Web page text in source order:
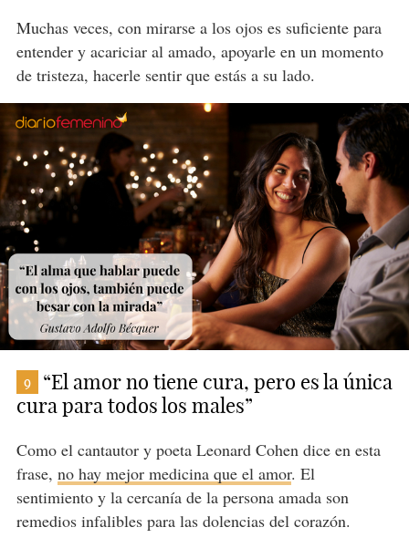
Muchas veces, con mirarse a los ojos es suficiente para
entender y acariciar al amado, apoyarle en un momento
de tristeza, hacerle sentir que estás a su lado.
9
“El amor no tiene cura, pero es la única
cura para todos los males”
Como el cantautor y poeta Leonard Cohen dice en esta
frase, no hay mejor medicina que el amor. El
sentimiento y la cercanía de la persona amada son
remedios infalibles para las dolencias del corazón.